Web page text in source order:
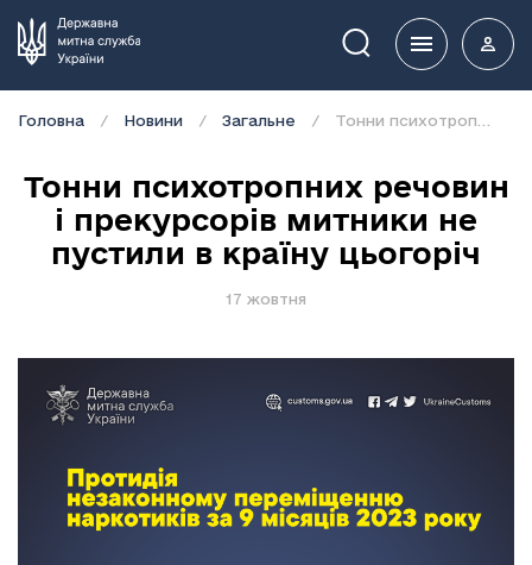
Пошук
Головна Новини Загальне
Тонни психотропних речовин
і прекурсорів митники не
пустили в країну цьогоріч
17 жовтня